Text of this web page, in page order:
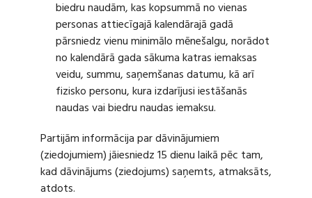
biedru naudām, kas kopsummā no vienas
personas attiecīgajā kalendārajā gadā
pārsniedz vienu minimālo mēnešalgu, norādot
no kalendārā gada sākuma katras iemaksas
veidu, summu, saņemšanas datumu, kā arī
fizisko personu, kura izdarījusi iestāšanās
naudas vai biedru naudas iemaksu.
Partijām informācija par dāvinājumiem
(ziedojumiem) jāiesniedz 15 dienu laikā pēc tam,
kad dāvinājums (ziedojums) saņemts, atmaksāts,
atdots.